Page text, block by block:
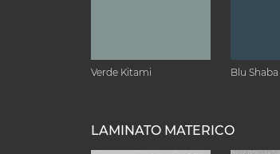
Verde Kitami Blu Shaba
LAMINATO MATERICO